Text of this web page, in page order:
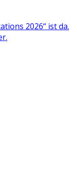
2026“ ist da.